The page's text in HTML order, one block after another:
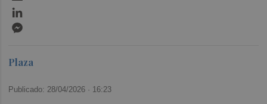
Plaza
Publicado: 28/04/2026 · 16:23